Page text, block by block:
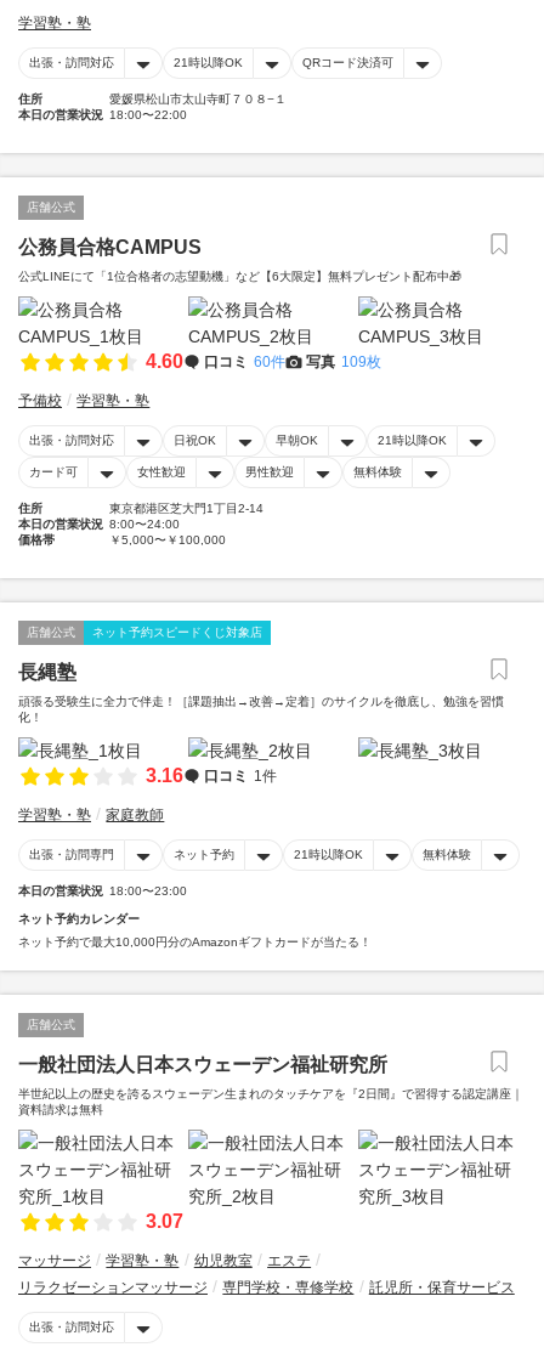
学習塾・塾
出張・訪問対応 21時以降OK QRコード決済可
住所
愛媛県松山市太山寺町７０８−１
本日の営業状況 18:00〜22:00
店舗公式
公務員合格CAMPUS
公式LINEにて「1位合格者の志望動機」など【6大限定】無料プレゼント配布中🎁
4.60 口コミ 60件 写真 109枚
予備校 学習塾・塾
出張・訪問対応 日祝OK 早朝OK 21時以降OK
カード可 女性歓迎 男性歓迎 無料体験
住所
東京都港区芝大門1丁目2-14
本日の営業状況 8:00〜24:00
価格帯
￥5,000〜￥100,000
店舗公式 ネット予約スピードくじ対象店
長縄塾
頑張る受験生に全力で伴走！［課題抽出→改善→定着］のサイクルを徹底し、勉強を習慣
化！
3.16 口コミ 1件
学習塾・塾 家庭教師
出張・訪問専門 ネット予約 21時以降OK 無料体験
本日の営業状況 18:00〜23:00
ネット予約カレンダー
ネット予約で最大10,000円分のAmazonギフトカードが当たる！
店舗公式
一般社団法人日本スウェーデン福祉研究所
半世紀以上の歴史を誇るスウェーデン生まれのタッチケアを『2日間』で習得する認定講座｜
資料請求は無料
3.07
マッサージ 学習塾・塾 幼児教室
エステ
リラクゼーションマッサージ
専門学校・専修学校 託児所・保育サービス
出張・訪問対応